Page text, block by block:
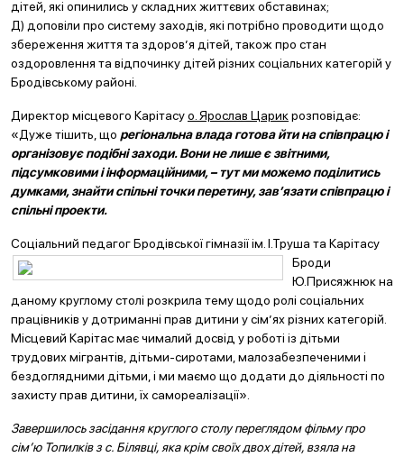
дітей, які опинились у складних життєвих обставинах;
Д) доповіли про систему заходів, які потрібно проводити щодо
збереження життя та здоров’я дітей, також про стан
оздоровлення та відпочинку дітей різних соціальних категорій у
Бродівському районі.
Директор місцевого Карітасуо. Ярослав Царикрозповідає:
«Дуже тішить, що регіональна влада готова йти наспівпрацю і
організовує подібні заходи. Вони не лише є звітними,
підсумковими і інформаційними, – тут ми можемо поділитись
думками, знайти спільні точки перетину, зав’язати співпрацю і
спільні проекти.
Соціальний педагог Бродівської гімназії ім. І.Труша та Карітасу
Броди
Ю.Присяжнюк на
даному круглому столі розкрила тему щодо ролі соціальних
працівників у дотриманні прав дитини у сім’ях різних категорій.
Місцевий Карітас має чималий досвід у роботі із дітьми
трудових мігрантів, дітьми-сиротами, малозабезпеченими і
бездоглядними дітьми, і ми маємо що додати до діяльності по
захисту прав дитини, їх самореалізації».
Завершилось засідання круглого столу переглядом фільму про
сім’ю Топилків з с. Білявці, яка крім своїх двох дітей, взяла на